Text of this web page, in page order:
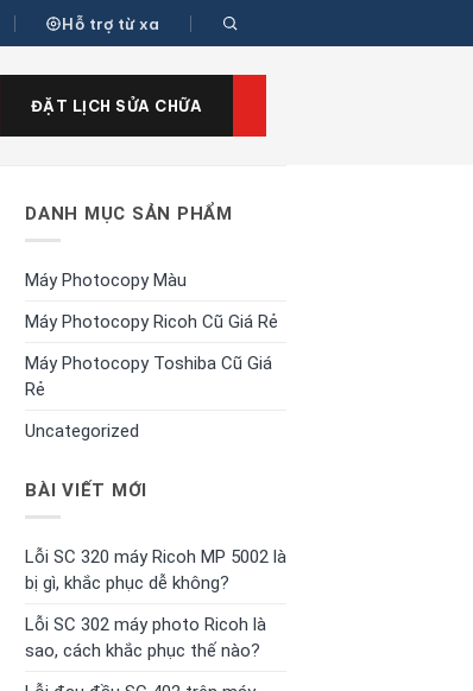
Hỗ trợ từ xa
ĐẶT LỊCH SỬA CHỮA
DANH MỤC SẢN PHẨM
Máy Photocopy Màu
Máy Photocopy Ricoh Cũ Giá Rẻ
Máy Photocopy Toshiba Cũ Giá
Rẻ
Uncategorized
BÀI VIẾT MỚI
Lỗi SC 320 máy Ricoh MP 5002 là
bị gì, khắc phục dễ không?
Lỗi SC 302 máy photo Ricoh là
sao, cách khắc phục thế nào?